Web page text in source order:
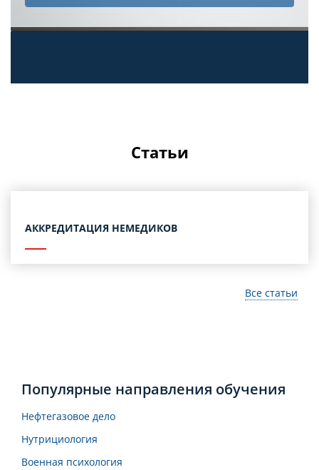
Статьи
АККРЕДИТАЦИЯ НЕМЕДИКОВ
Все статьи
Популярные направления обучения
Нефтегазовое дело
Нутрициология
Военная психология